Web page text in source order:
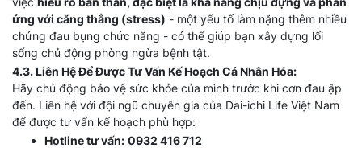
ứng với căng thẳng (stress) - một yếu tố làm nặng thêm nhiều
chứng đau bụng chức năng - có thể giúp bạn xây dựng lối
sống chủ động phòng ngừa bệnh tật.
4.3. Liên Hệ Để Được Tư Vấn Kế Hoạch Cá Nhân Hóa:
Hãy chủ động bảo vệ sức khỏe của mình trước khi cơn đau ập
đến. Liên hệ với đội ngũ chuyên gia của Dai-ichi Life Việt Nam
để được tư vấn kế hoạch phù hợp:
Hotline tư vấn: 0932 416 712